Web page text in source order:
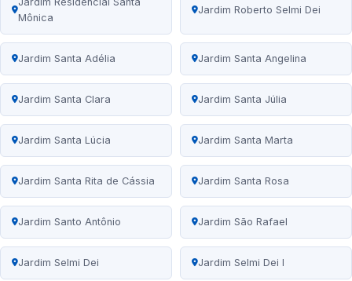
Mônica
Jardim Roberto Selmi Dei
Jardim Santa Adélia Jardim Santa Angelina
Jardim Santa Clara Jardim Santa Júlia
Jardim Santa Lúcia Jardim Santa Marta
Jardim Santa Rita de Cássia Jardim Santa Rosa
Jardim Santo Antônio Jardim São Rafael
Jardim Selmi Dei Jardim Selmi Dei I